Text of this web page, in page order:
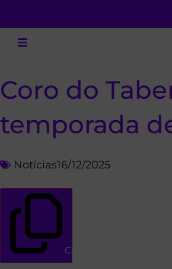
Coro do
temporada
Notícias16/12/2025
Copiar link